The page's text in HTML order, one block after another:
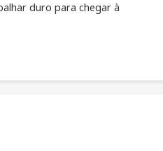
duro para chegar à